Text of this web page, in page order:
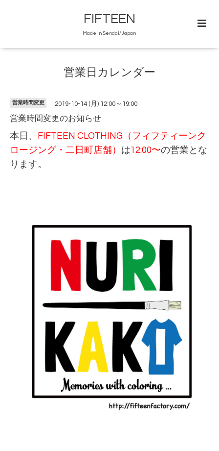
FIFTEEN
Made in Sendai/Japan
営業日カレンダー
営業時間変更 2019-10-14 (月) 12:00～19:00
営業時間変更のお知らせ
本日、
FIFTEEN CLOTHING（フィフティーンク
ロージング・二日町店舗） は12:00〜の営業とな
ります。